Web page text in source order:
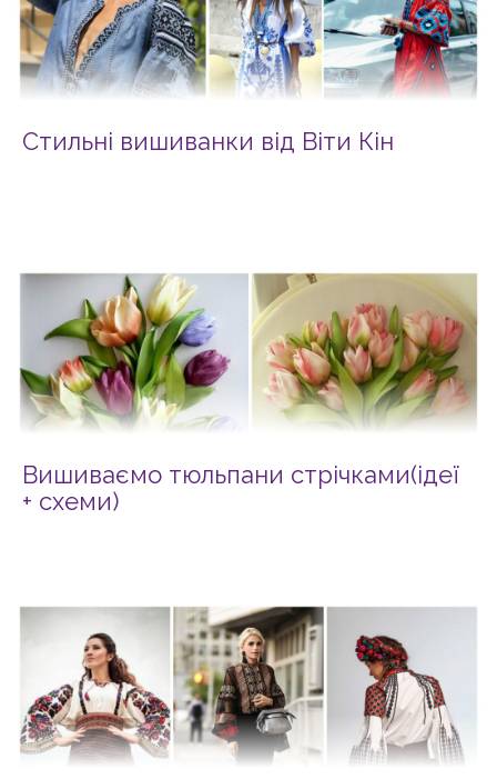
Стильні вишиванки від Віти Кін
Вишиваємо тюльпани стрічками(ідеї
+ схеми)